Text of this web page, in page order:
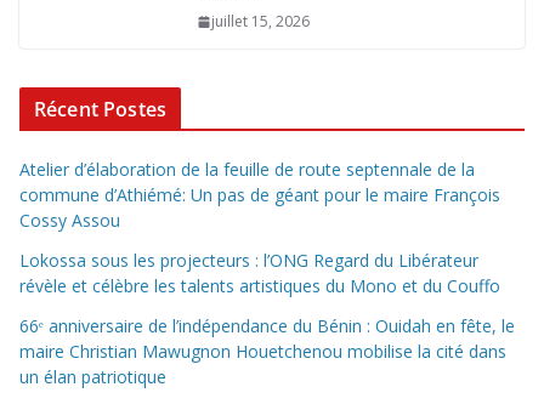
juillet 15, 2026
Récent Postes
Atelier d’élaboration de la feuille de route septennale de la
commune d’Athiémé: Un pas de géant pour le maire François
Cossy Assou
Lokossa sous les projecteurs : l’ONG Regard du Libérateur
révèle et célèbre les talents artistiques du Mono et du Couffo
66ᵉ anniversaire de l’indépendance du Bénin : Ouidah en fête, le
maire Christian Mawugnon Houetchenou mobilise la cité dans
un élan patriotique